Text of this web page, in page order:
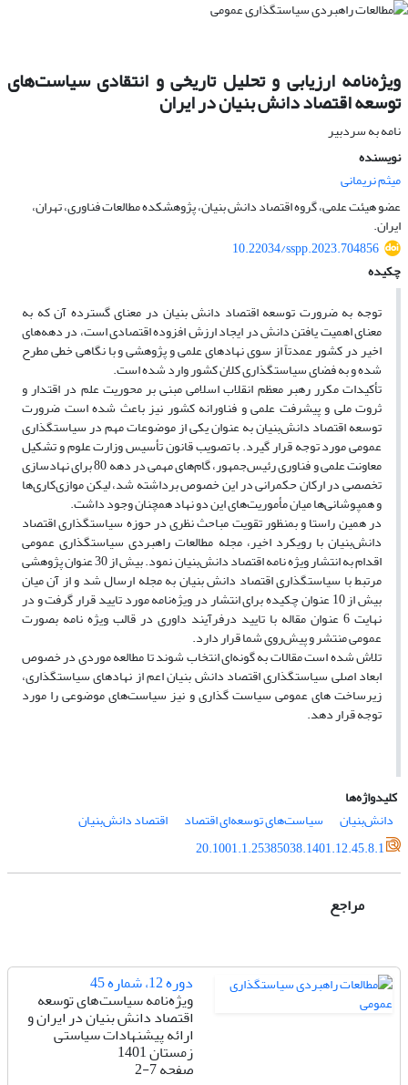
ویژه‌نامه ارزیابی و تحلیل تاریخی و انتقادی سیاست‌های
توسعه اقتصاد دانش بنیان در ایران
نامه به سردبیر
نویسنده
میثم نریمانی
عضو هیئت علمی، گروه اقتصاد دانش بنیان، پژوهشکده مطالعات فناوری، تهران،
ایران.
10.22034/sspp.2023.704856
چکیده
توجه به ضرورت توسعه اقتصاد دانش ­بنیان در معنای گسترده آن که به
معنای اهمیت یافتن دانش در ایجاد ارزش افزوده اقتصادی است، در دهه­‌های
اخیر در کشور عمدتاً از سوی نهادهای علمی و پژوهشی و با نگاهی خطی مطرح
شده و به فضای سیاستگذاری کلان کشور وارد شده است.
تأکیدات مکرر رهبر معظم انقلاب اسلامی مبنی بر محوریت علم در اقتدار و
ثروت ملی و پیشرفت علمی و فناورانه کشور نیز باعث شده است ضرورت
توسعه اقتصاد دانش‌­بنیان به عنوان یکی از موضوعات مهم در سیاستگذاری
عمومی مورد توجه قرار گیرد. با تصویب قانون تأسیس وزارت علوم و تشکیل
معاونت علمی و فناوری رئیس‌­جمهور، گام­‌های مهمی در دهه 80 برای نهادسازی
تخصصی در ارکان حکمرانی در این خصوص برداشته شد، لیکن موازی­‌کاری‌­ها
و همپوشانی­‌ها میان مأموریت‌­های این دو نهاد همچنان وجود داشت.
در همین راستا و بمنظور تقویت مباحث نظری در حوزه سیاستگذاری اقتصاد
دانش­‌بنیان با رویکرد اخیر، مجله مطالعات راهبردی سیاستگذاری عمومی
اقدام به انتشار ویژه نامه اقتصاد دانش­‌بنیان نمود. بیش از 30 عنوان پژوهشی
مرتبط با سیاستگذاری اقتصاد دانش بنیان به مجله ارسال شد و از آن میان
بیش از 10 عنوان چکیده برای انتشار در ویژه‌نامه مورد تایید قرار گرفت و در
نهایت 6 عنوان مقاله با تایید درفرآیند داوری در قالب ویژه نامه بصورت
عمومی منتشر و پیش‌روی شما قرار دارد.
تلاش شده است مقالات به گونه­‌ای انتخاب شوند تا مطالعه موردی در خصوص
ابعاد اصلی سیاستگذاری اقتصاد دانش بنیان اعم از نهادهای سیاستگذاری،
زیرساخت های عمومی سیاست گذاری و نیز سیاست­‌های موضوعی را مورد
توجه قرار دهد.
کلیدواژه‌ها
دانش‌بنیان
سیاست‌های توسعه‌ای اقتصاد
اقتصاد دانش‌بنیان
20.1001.1.25385038.1401.12.45.8.1
مراجع
دوره 12، شماره 45
ویژه‌نامه سیاست‌های توسعه
اقتصاد دانش بنیان در ایران و
ارائه پیشنهادات سیاستی
زمستان 1401
صفحه2-7